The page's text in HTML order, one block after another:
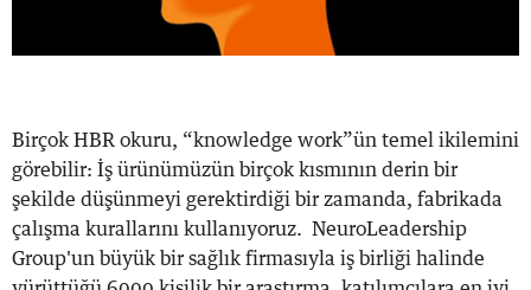
Birçok HBR okuru, “knowledge work”ün temel ikilemini
görebilir: İş ürünümüzün birçok kısmının derin bir
şekilde düşünmeyi gerektirdiği bir zamanda, fabrikada
çalışma kurallarını kullanıyoruz. NeuroLeadership
Group'un büyük bir sağlık firmasıyla iş birliği halinde